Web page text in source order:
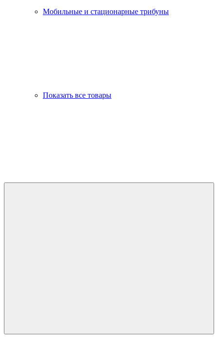
Мобильные и стационарные трибуны
Показать все товары